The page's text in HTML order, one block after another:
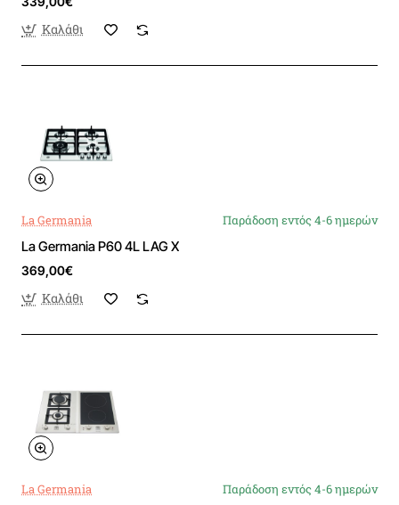
Καλάθι
La Germania Παράδοση εντός 4-6 ημερών
La Germania P60 4L LAG X
369,00€
Καλάθι
La Germania Παράδοση εντός 4-6 ημερών